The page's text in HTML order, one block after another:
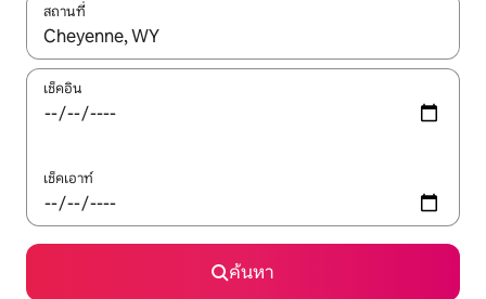
สถานที่
ใช้ลูกศรขึ้นลง หรือใช้การสัมผัสหรือปัด เพื่อสำรวจผลการค้นหา
เช็คอิน
เช็คเอาท์
ค้นหา